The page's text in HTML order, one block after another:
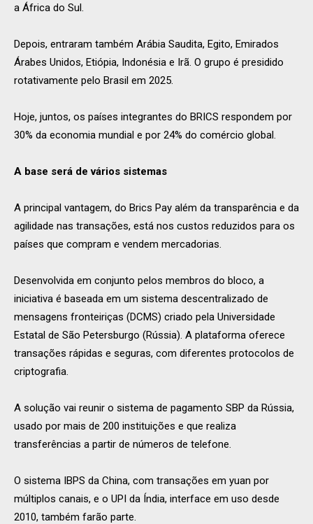
a África do Sul.
Depois, entraram também Arábia Saudita, Egito, Emirados
Árabes Unidos, Etiópia, Indonésia e Irã. O grupo é presidido
rotativamente pelo Brasil em 2025.
Hoje, juntos, os países integrantes do BRICS respondem por
30% da economia mundial e por 24% do comércio global.
A base será de vários sistemas
A principal vantagem, do Brics Pay além da transparência e da
agilidade nas transações, está nos custos reduzidos para os
países que compram e vendem mercadorias.
Desenvolvida em conjunto pelos membros do bloco, a
iniciativa é baseada em um sistema descentralizado de
mensagens fronteiriças (DCMS) criado pela Universidade
Estatal de São Petersburgo (Rússia). A plataforma oferece
transações rápidas e seguras, com diferentes protocolos de
criptografia.
A solução vai reunir o sistema de pagamento SBP da Rússia,
usado por mais de 200 instituições e que realiza
transferências a partir de números de telefone.
O sistema IBPS da China, com transações em yuan por
múltiplos canais, e o UPI da Índia, interface em uso desde
2010, também farão parte.